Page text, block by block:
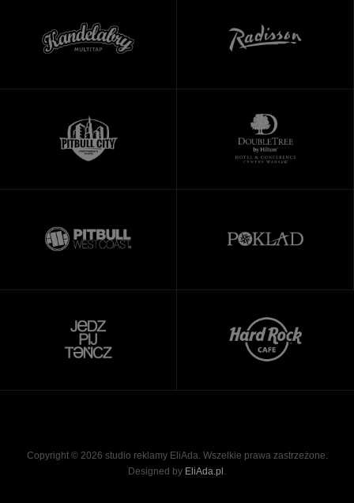
Copyright © 2026 studio reklamy EliAda. Wszelkie prawa zastrzeżone.
Designed by EliAda.pl .